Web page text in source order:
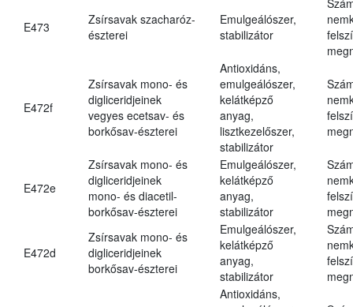
E473
Zsírsavak szacharóz-
észterei
Emulgeálószer,
stabilizátor
E472f
Zsírsavak mono- és
digliceridjeinek
vegyes ecetsav- és
borkősav-észterei
Antioxidáns,
emulgeálószer,
kelátképző
anyag,
lisztkezelőszer,
stabilizátor
E472e
Zsírsavak mono- és
digliceridjeinek
mono- és diacetil-
borkősav-észterei
Emulgeálószer,
kelátképző
anyag,
stabilizátor
E472d
Zsírsavak mono- és
digliceridjeinek
borkősav-észterei
Emulgeálószer,
kelátképző
anyag,
stabilizátor
Antioxidáns,